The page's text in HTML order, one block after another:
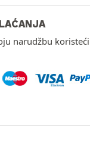
narudžbu